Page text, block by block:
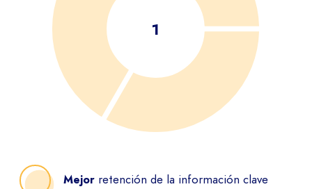
Mejor retención de la información clave